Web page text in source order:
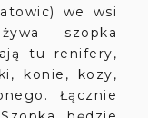
we wsi
szopka
tu renifery,
konie, kozy,
Łącznie